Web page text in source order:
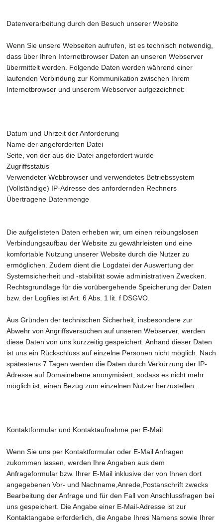
Datenverarbeitung durch den Besuch unserer Website
Wenn Sie unsere Webseiten aufrufen, ist es technisch notwendig,
dass über Ihren Internetbrowser Daten an unseren Webserver
übermittelt werden. Folgende Daten werden während einer
laufenden Verbindung zur Kommunikation zwischen Ihrem
Internetbrowser und unserem Webserver aufgezeichnet:
Datum und Uhrzeit der Anforderung
Name der angeforderten Datei
Seite, von der aus die Datei angefordert wurde
Zugriffsstatus
Verwendeter Webbrowser und verwendetes Betriebssystem
(Vollständige) IP-Adresse des anfordernden Rechners
Übertragene Datenmenge
Die aufgelisteten Daten erheben wir, um einen reibungslosen
Verbindungsaufbau der Website zu gewährleisten und eine
komfortable Nutzung unserer Website durch die Nutzer zu
ermöglichen. Zudem dient die Logdatei der Auswertung der
Systemsicherheit und -stabilität sowie administrativen Zwecken.
Rechtsgrundlage für die vorübergehende Speicherung der Daten
bzw. der Logfiles ist Art. 6 Abs. 1 lit. f DSGVO.
Aus Gründen der technischen Sicherheit, insbesondere zur
Abwehr von Angriffsversuchen auf unseren Webserver, werden
diese Daten von uns kurzzeitig gespeichert. Anhand dieser Daten
ist uns ein Rückschluss auf einzelne Personen nicht möglich. Nach
spätestens 7 Tagen werden die Daten durch Verkürzung der IP-
Adresse auf Domainebene anonymisiert, sodass es nicht mehr
möglich ist, einen Bezug zum einzelnen Nutzer herzustellen.
Kontaktformular und Kontaktaufnahme per E-Mail
Wenn Sie uns per Kontaktformular oder E-Mail Anfragen
zukommen lassen, werden Ihre Angaben aus dem
Anfrageformular bzw. Ihrer E-Mail inklusive der von Ihnen dort
angegebenen Vor- und Nachname,Anrede,Postanschrift zwecks
Bearbeitung der Anfrage und für den Fall von Anschlussfragen bei
uns gespeichert. Die Angabe einer E-Mail-Adresse ist zur
Kontaktangabe erforderlich, die Angabe Ihres Namens sowie Ihrer